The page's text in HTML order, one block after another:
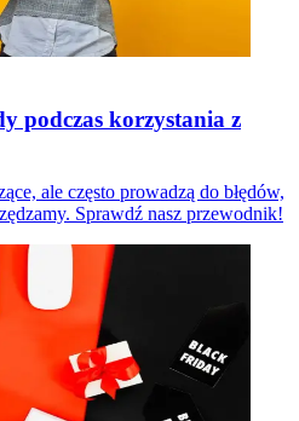
podczas korzystania z
ale często prowadzą do błędów,
Sprawdź nasz przewodnik!